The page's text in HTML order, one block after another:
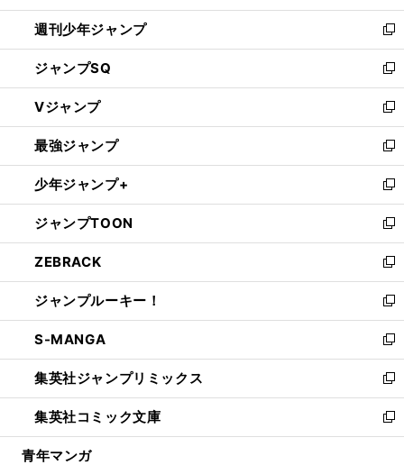
開
く
週刊少年ジャンプ
新
し
い
ウ
ィ
ン
ド
ウ
で
開
く
ジャンプSQ
新
し
い
ウ
ィ
ン
ド
ウ
で
開
く
Vジャンプ
新
し
い
ウ
ィ
ン
ド
ウ
で
開
く
最強ジャンプ
新
し
い
ウ
ィ
ン
ド
ウ
で
開
く
少年ジャンプ+
新
し
い
ウ
ィ
ン
ド
ウ
で
開
く
ジャンプTOON
新
し
い
ウ
ィ
ン
ド
ウ
で
開
く
ZEBRACK
新
し
い
ウ
ィ
ン
ド
ウ
で
開
ジャンプルーキー！
新
し
い
ウ
ィ
ン
ド
ウ
S-MANGA
新
し
い
ウ
ィ
ン
集英社ジャンプリミックス
新
し
い
ウ
集英社コミック文庫
新
し
青年マンガ